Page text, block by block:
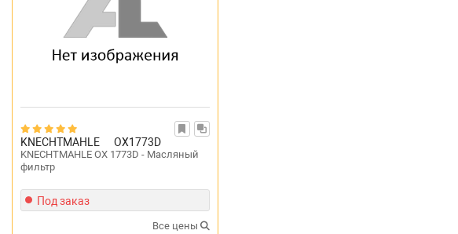
KNECHTMAHLE OX1773D
KNECHTMAHLE OX 1773D - Масляный
фильтр
Под заказ
Все цены